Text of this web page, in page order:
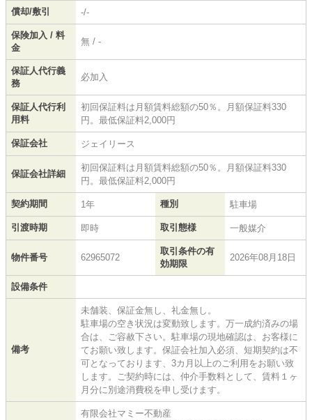
償却/敷引 -/-
保険加入 / 料
金
無 / -
保証人代行義
務
必加入
保証人代行利
用料
初回保証料は月額賃料総額の50％。月額保証料330
円。最低保証料2,000円
保証会社 ジェイリース
保証会社詳細
初回保証料は月額賃料総額の50％。月額保証料330
円。最低保証料2,000円
契約期間 1年 種別 駐車場
引渡時期 即時 取引態様 一般媒介
物件番号 62965072
取引条件の有
効期限
2026年08月18日
設備条件
備考
未舗装、保証金無し、礼金無し。
駐車場の空き状況は変動致します。万一成約済みの場
合は、ご容赦下さい。駐車場の現地確認は、お客様に
てお願い致します。保証会社加入必須、短期契約は不
可となっております、3カ月以上のご利用をお願い致
します。ご契約時には、仲介手数料として、賃料１ヶ
月分に別途消費税を申し受けます。
有限会社マミー不動産